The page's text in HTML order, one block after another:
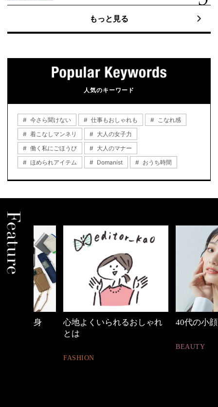
もっと見る
人気のキーワード
今さら聞けない 仕事もおしゃれも
こなれ感
着こなしマンネリ
大人の女子力
働く私にごほうび
大人のマナー
ほめられアイテム
Domanist おうち時間
心地よくいられるおしゃれ
FASHION
40代の小顔メイク